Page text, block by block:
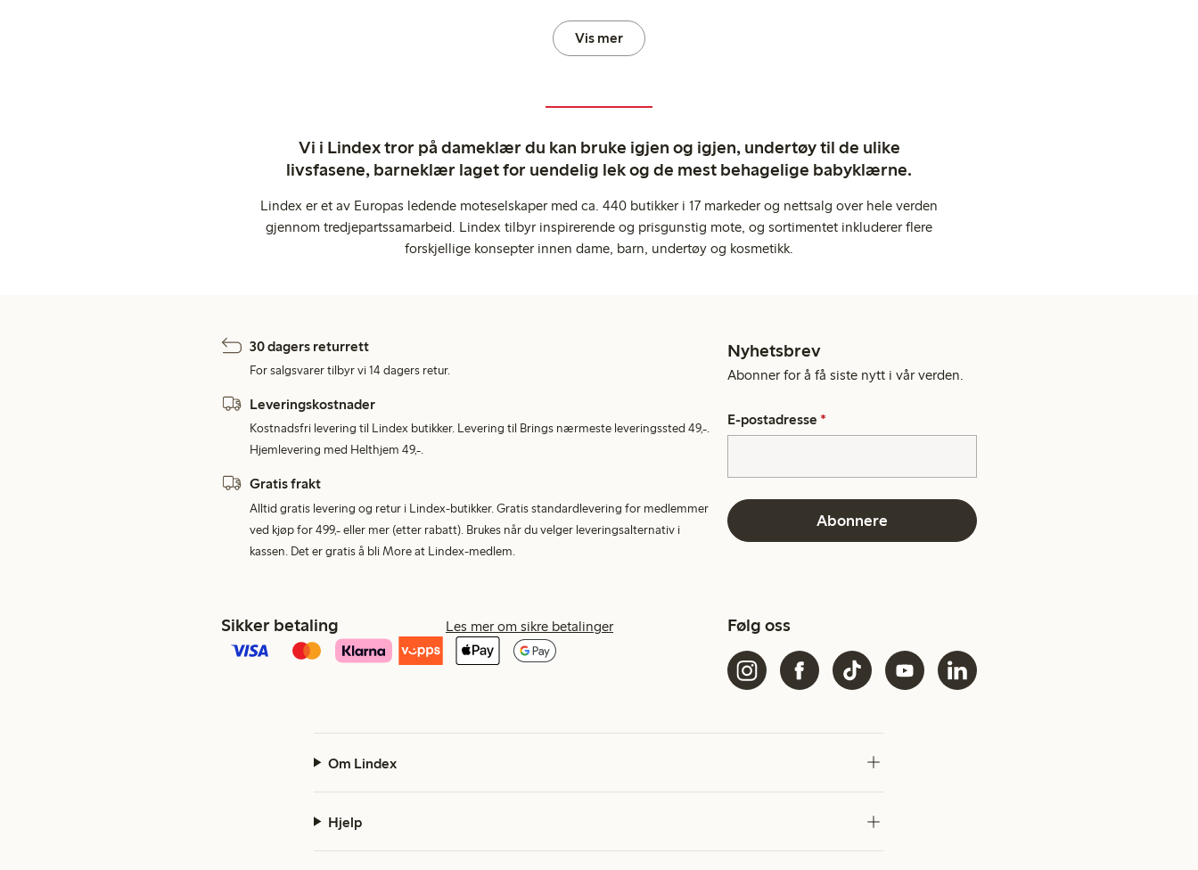
Vis mer
Vi i Lindex tror på dameklær du kan bruke igjen og igjen, undertøy til de ulike
livsfasene, barneklær laget for uendelig lek og de mest behagelige babyklærne.
Lindex er et av Europas ledende moteselskaper med ca. 440 butikker i 17 markeder og nettsalg over hele verden
gjennom tredjepartssamarbeid. Lindex tilbyr inspirerende og prisgunstig mote, og sortimentet inkluderer flere
forskjellige konsepter innen dame, barn, undertøy og kosmetikk.
30 dagers returrett
For salgsvarer tilbyr vi 14 dagers retur.
Leveringskostnader
Kostnadsfri levering til Lindex butikker. Levering til Brings nærmeste leveringssted 49,-.
Hjemlevering med Helthjem 49,-.
Gratis frakt
Alltid gratis levering og retur i Lindex-butikker. Gratis standardlevering for medlemmer
ved kjøp for 499,- eller mer (etter rabatt). Brukes når du velger leveringsalternativ i
kassen. Det er gratis å bli More at Lindex-medlem.
Nyhetsbrev
Abonner for å få siste nytt i vår verden.
E-postadresse *
Abonnere
Sikker betaling Les mer om sikre betalinger Følg oss
Om Lindex
Hjelp